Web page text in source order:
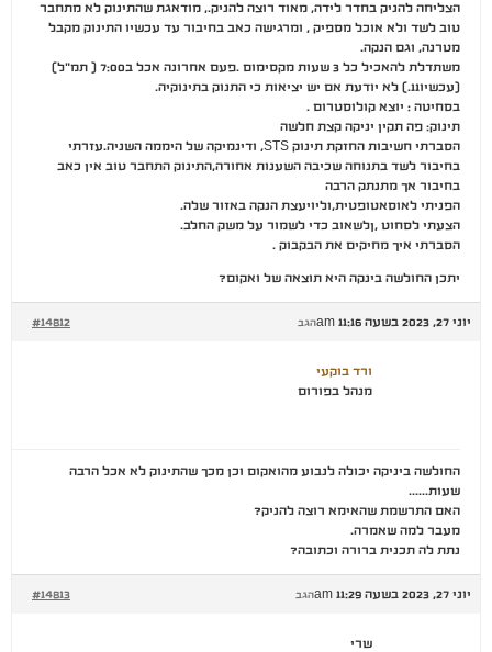
הצליחה להניק בחדר לידה, מאוד רוצה להניק., מודאגת שהתינוק לא מתחבר
טוב לשד ולא אוכל מספיק , ומרגישה כאב בחיבור עד עכשיו התינוק מקבל
מטרנה, וגם הנקה.
משתדלת להאכיל כל 3 שעות מקסימום .פעם אחרונה אכל ב7:00 ( תמ"ל)
(עכשיו11.) לא יודעת אם יש יציאות כי התנוק בתינוקיה.
בסחיטה : יוצא קולוסטרום .
תינוק: פה תקין יניקה קצת חלשה
הסברתי חשיבות החזקת תינוק STS, ודינמיקה של היממה השניה.עזרתי
בחיבור לשד בתנוחה שכיבה השענות אחורה,התינוק התחבר טוב אין כאב
בחיבור אך מתנתק הרבה
הפניתי לאוסאטופטית,וליויעצת הנקה באזור שלה.
הצעתי לסחוט ,ןלשאוב כדי לשמור על משק החלב.
הסברתי איך מחיקים את הבקבוק .
יתכן החולשה בינקה היא תוצאה של ואקום?
יוני 27, 2023 בשעה 11:16 am #14812 הגב
ורד בוקעי
מנהל בפורום
החולשה ביניקה יכולה לנבוע מהואקום וכן מכך שהתינוק לא אכל הרבה
שעות……
האם התרשמת שהאימא רוצה להניק?
מעבר למה שאמרה.
נתת לה תכנית ברורה וכתובה?
יוני 27, 2023 בשעה 11:29 am #14813 הגב
שרי